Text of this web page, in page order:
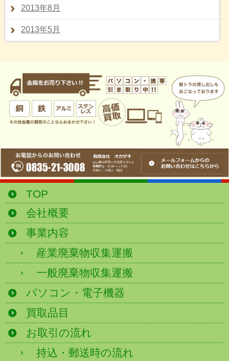
2013年8月
2013年5月
TOP
会社概要
事業内容
産業廃棄物収集運搬
一般廃棄物収集運搬
パソコン・電子機器
買取品目
お取引の流れ
持込・郵送時の流れ